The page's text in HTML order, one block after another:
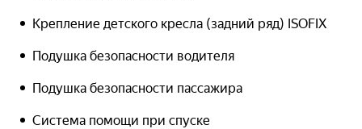
Крепление детского кресла (задний ряд) ISOFIX
Подушка безопасности водителя
Подушка безопасности пассажира
Система помощи при спуске